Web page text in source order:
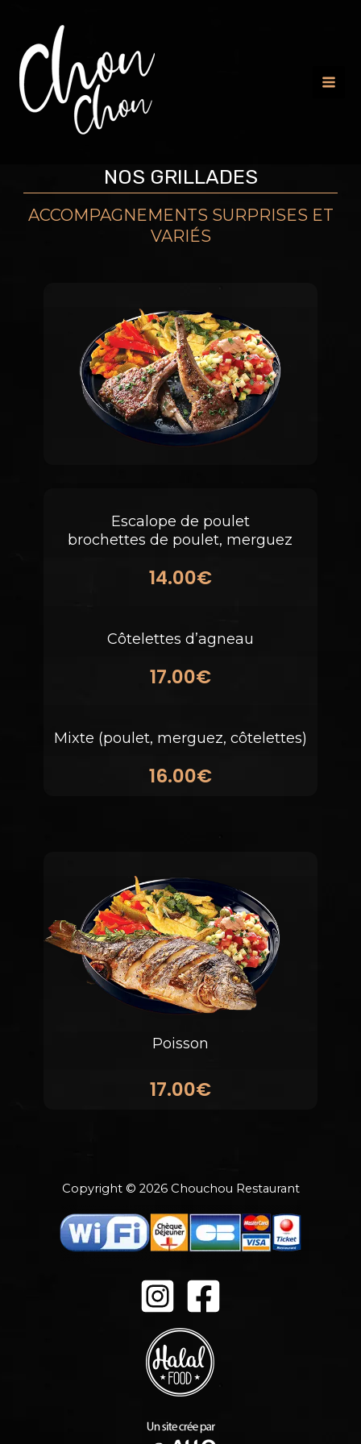
NOS GRILLADES
ACCOMPAGNEMENTS SURPRISES ET
VARIÉS
Escalope de poulet
brochettes de poulet, merguez
14.00€
Côtelettes d’agneau
17.00€
Mixte (poulet, merguez, côtelettes)
16.00€
Poisson
17.00€
Copyright © 2026 Chouchou Restaurant